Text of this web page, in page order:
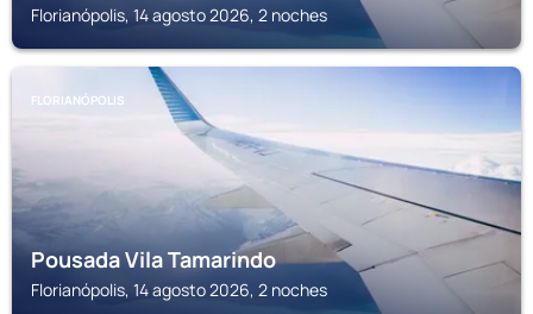
Florianópolis, 14 agosto 2026, 2 noches
FLORIANÓPOLIS
Pousada Vila Tamarindo
Florianópolis, 14 agosto 2026, 2 noches